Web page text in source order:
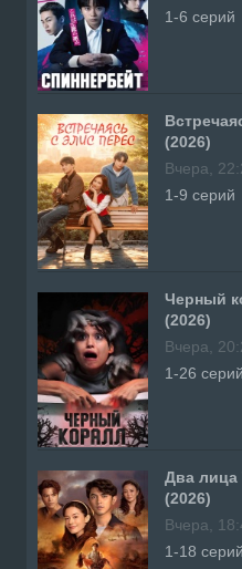
1-6 серий
(2026)
Вчера,
1-9 серий
Черный
(2026)
Вчера,
1-26 серий
Два лица
(2026)
Вчера,
1-18 серий